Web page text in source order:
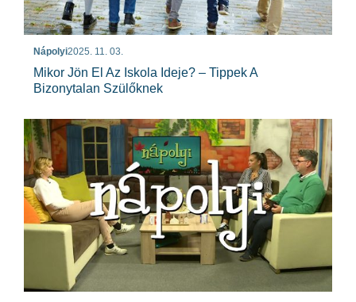
Nápolyi2025. 11. 03.
Mikor Jön El Az Iskola Ideje? – Tippek A
Bizonytalan Szülőknek